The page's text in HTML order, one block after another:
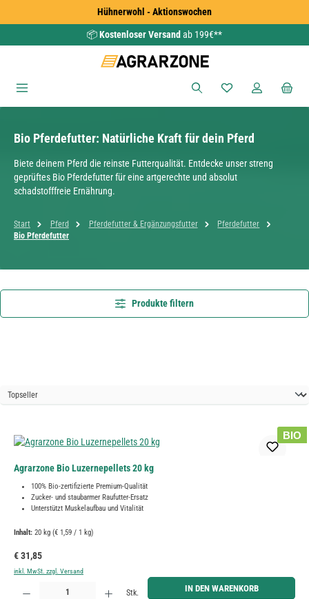
Zum Hauptinhalt springenHühnerwohl - Aktionswochen
📦Kostenloser Versand ab 199€**
Du hast 0
Bio Pferdefutter: Natürliche Kraft für dein Pferd
Biete deinem Pferd die reinste Futterqualität. Entdecke unser streng
geprüftes Bio Pferdefutter für eine artgerechte und absolut
schadstofffreie Ernährung.
Start Pferd Pferdefutter & Ergänzungsfutter
Pferdefutter
Bio Pferdefutter
Produkte filtern
BIO
Agrarzone Bio Luzernepellets 20 kg
100% Bio-zertifizierte Premium-Qualität
Zucker- und staubarmer Raufutter-Ersatz
Unterstützt Muskelaufbau und Vitalität
Inhalt: 20 kg (€ 1,59 / 1 kg)
Regulärer Preis:
€ 31,85
inkl. MwSt. zzgl. Versand
Produkt Anzahl: Gib den gewünschten Wert ein oder benutze die Schaltflächen um die Anzahl zu
Stk. IN DEN WARENKORB